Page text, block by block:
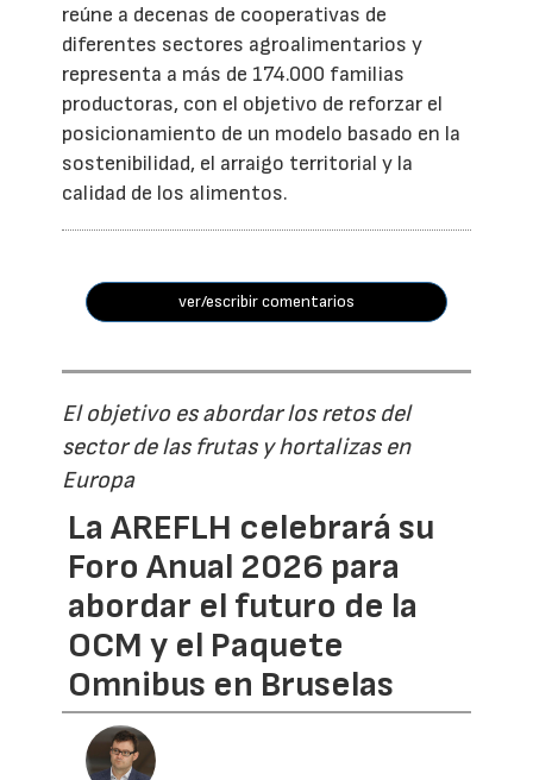
reúne a decenas de cooperativas de
diferentes sectores agroalimentarios y
representa a más de 174.000 familias
productoras, con el objetivo de reforzar el
posicionamiento de un modelo basado en la
sostenibilidad, el arraigo territorial y la
calidad de los alimentos.
ver/escribir comentarios
El objetivo es abordar los retos del
sector de las frutas y hortalizas en
Europa
La AREFLH celebrará su
Foro Anual 2026 para
abordar el futuro de la
OCM y el Paquete
Omnibus en Bruselas